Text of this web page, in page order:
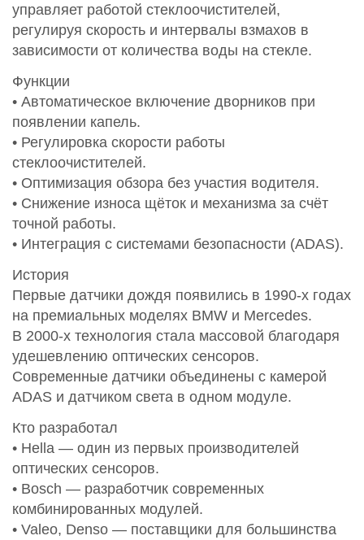
управляет работой стеклоочистителей,
регулируя скорость и интервалы взмахов в
зависимости от количества воды на стекле.
Функции
• Автоматическое включение дворников при
появлении капель.
• Регулировка скорости работы
стеклоочистителей.
• Оптимизация обзора без участия водителя.
• Снижение износа щёток и механизма за счёт
точной работы.
• Интеграция с системами безопасности (ADAS).
История
Первые датчики дождя появились в 1990‑х годах
на премиальных моделях BMW и Mercedes.
В 2000‑х технология стала массовой благодаря
удешевлению оптических сенсоров.
Современные датчики объединены с камерой
ADAS и датчиком света в одном модуле.
Кто разработал
• Hella — один из первых производителей
оптических сенсоров.
• Bosch — разработчик современных
комбинированных модулей.
• Valeo, Denso — поставщики для большинства